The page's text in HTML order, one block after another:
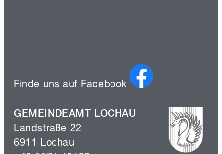
Finde uns auf Facebook
GEMEINDEAMT LOCHAU
Landstraße 22
6911 Lochau